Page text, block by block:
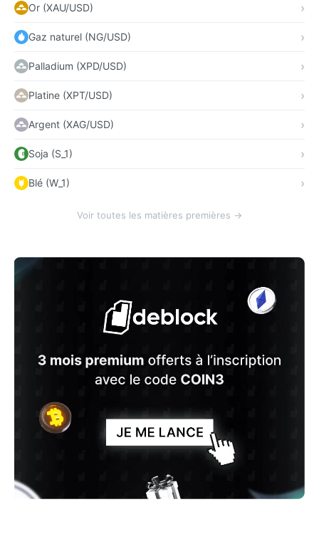
Or (XAU/USD)
Gaz naturel (NG/USD)
Palladium (XPD/USD)
Platine (XPT/USD)
Argent (XAG/USD)
Soja (S_1)
Blé (W_1)
Voir toutes les matières premières →